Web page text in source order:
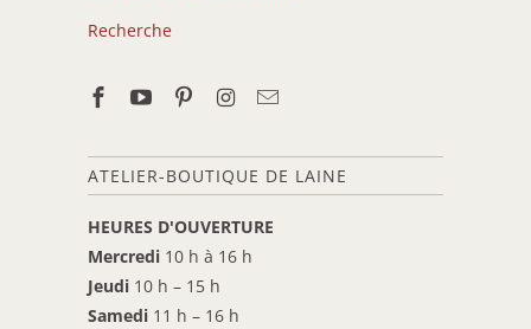
Recherche
ATELIER-BOUTIQUE DE LAINE
HEURES D'OUVERTURE
Mercredi 10 h à 16 h
Jeudi 10 h – 15 h
Samedi 11 h – 16 h